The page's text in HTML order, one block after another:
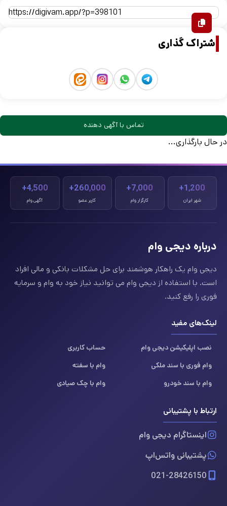
اشتراک گذاری
تماس با آگهی دهنده
در حال بارگذاری...
1,200+
شهر ایران
7,000+
کارگزار وام
260,000+
کاربر عضو
4,500+
آگهی وام
درباره دیجی وام
دیجی وام یک راهکار هوشمند برای حل مشکلات بانکی و مالی افراد
است. با استفاده از دیجی وام می توانید نیاز خود به وام و سرمایه
فوری را رفع کنید.
لینک‌های مفید
نصب اپلیکیشن دیجی وام
حساب کاربری
وام فوری با سند ملکی
وام با سفته
وام با سند خودرو
وام با چک صیادی
ارتباط با پشتیبانی
اینستاگرام دیجی وام
پشتیبانی واتس‌اپ
021-28426150